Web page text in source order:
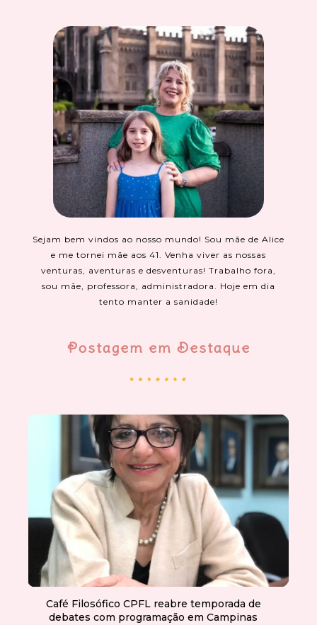
Sejam bem vindos ao nosso mundo! Sou mãe de Alice
e me tornei mãe aos 41. Venha viver as nossas
venturas, aventuras e desventuras! Trabalho fora,
sou mãe, professora, administradora. Hoje em dia
tento manter a sanidade!
Postagem em Destaque
Café Filosófico CPFL reabre temporada de
debates com programação em Campinas